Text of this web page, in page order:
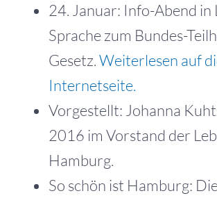
24. Januar: Info-Abend in
Sprache zum Bundes-
Gesetz.Weiterlesen auf
Internetseite.
Vorgestellt: Johanna
2016 im Vorstand der
Hamburg.
So schön ist Hamburg: